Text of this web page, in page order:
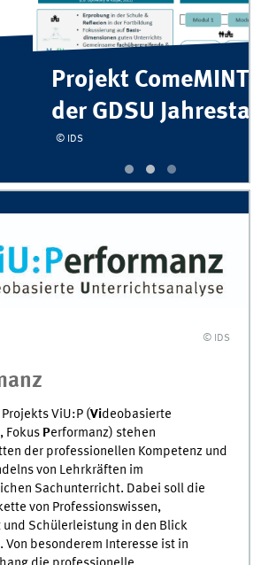
| Poster auf
Jahrestagung 2025
© IDS
ViU:P (Videobasierte
Fokus Performanz) stehen
der professionellen Kompetenz und
von Lehrkräften im
Sachunterricht. Dabei soll die
von Professionswissen,
Schülerleistung in den Blick
Von besonderem Interesse ist in